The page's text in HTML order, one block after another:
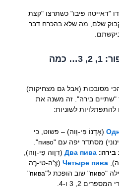
"דאייטה פיבו" כשתרצו "קצת
שלם, מה שלא בהכרח דבר
2.2. כשמתחילים לספור: 1, 2, 3… כמה
מסובכות (אבל גם מצחיקות)
"שתיים בירה". זה משנה את
לשוניות:
(אָדְנוֹ פִּי-וָוה) – פשוט, כי
בירה: Два пива(דְוָוה פִּי-וָוה),
Четыре пива(צֶ'ה-טִי-רֶה
פִּי-וָוה). שימו לב! המילה "пиво" שוב הופכת ל"пива"
2, 3 ו-4.